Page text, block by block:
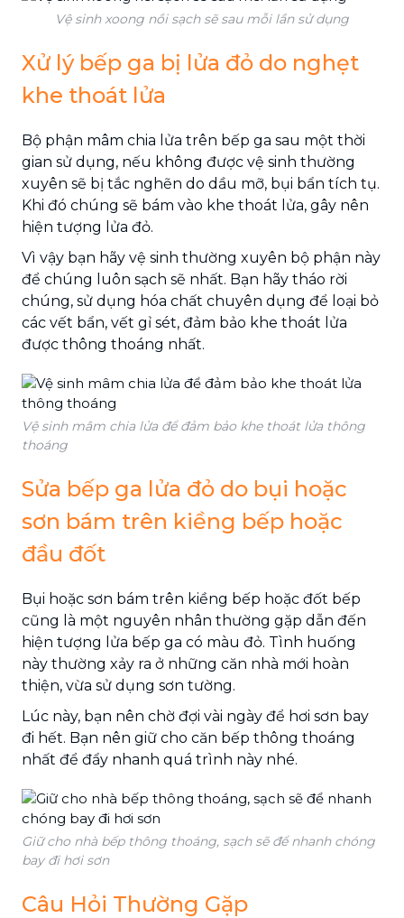
Vệ sinh xoong nồi sạch sẽ sau mỗi lần sử dụng
Xử lý bếp ga bị lửa đỏ do nghẹt
khe thoát lửa
Bộ phận mâm chia lửa trên bếp ga sau một thời
gian sử dụng, nếu không được vệ sinh thường
xuyên sẽ bị tắc nghẽn do dầu mỡ, bụi bẩn tích tụ.
Khi đó chúng sẽ bám vào khe thoát lửa, gây nên
hiện tượng lửa đỏ.
Vì vậy bạn hãy vệ sinh thường xuyên bộ phận này
để chúng luôn sạch sẽ nhất. Bạn hãy tháo rời
chúng, sử dụng hóa chất chuyên dụng để loại bỏ
các vết bẩn, vết gỉ sét, đảm bảo khe thoát lửa
được thông thoáng nhất.
Vệ sinh mâm chia lửa để đảm bảo khe thoát lửa thông
thoáng
Sửa bếp ga lửa đỏ do bụi hoặc
sơn bám trên kiềng bếp hoặc
đầu đốt
Bụi hoặc sơn bám trên kiềng bếp hoặc đốt bếp
cũng là một nguyên nhân thường gặp dẫn đến
hiện tượng lửa bếp ga có màu đỏ. Tình huống
này thường xảy ra ở những căn nhà mới hoàn
thiện, vừa sử dụng sơn tường.
Lúc này, bạn nên chờ đợi vài ngày để hơi sơn bay
đi hết. Bạn nên giữ cho căn bếp thông thoáng
nhất để đẩy nhanh quá trình này nhé.
Giữ cho nhà bếp thông thoáng, sạch sẽ để nhanh chóng
bay đi hơi sơn
Câu Hỏi Thường Gặp